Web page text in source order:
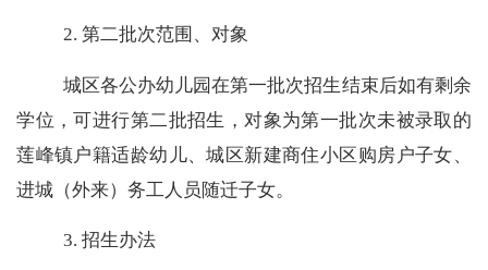
2. 第二批次范围、对象
城区各公办幼儿园在第一批次招生结束后如有剩余
学位，可进行第二批招生，对象为第一批次未被录取的
莲峰镇户籍适龄幼儿、城区新建商住小区购房户子女、
进城（外来）务工人员随迁子女。
3. 招生办法